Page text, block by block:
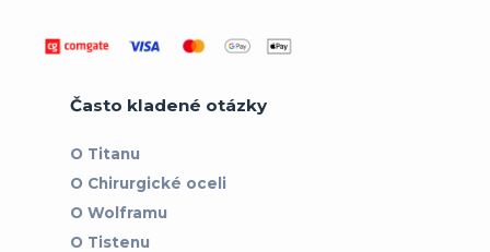
Často kladené otázky
O Titanu
O Chirurgické oceli
O Wolframu
O Tistenu